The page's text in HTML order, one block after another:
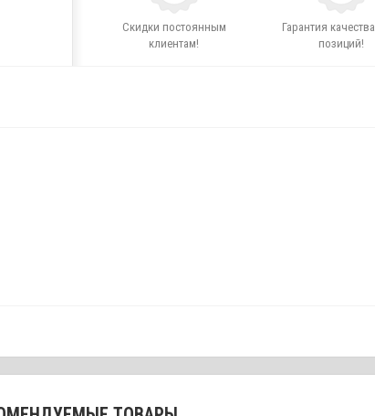
Скидки постоянным
клиентам!
Гарантия
позиций!